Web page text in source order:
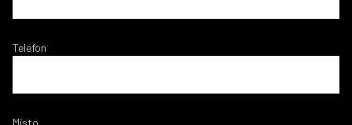
Telefon
Místo